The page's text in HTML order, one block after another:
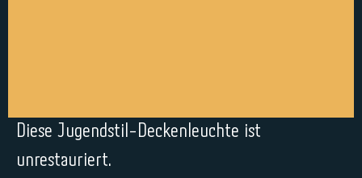
Diese Jugendstil-Deckenleuchte ist
unrestauriert.